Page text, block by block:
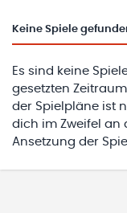
Keine Spiele
Es sind keine
gesetzten
der Spielpläne ist
dich im Zweifel an
Ansetzung der